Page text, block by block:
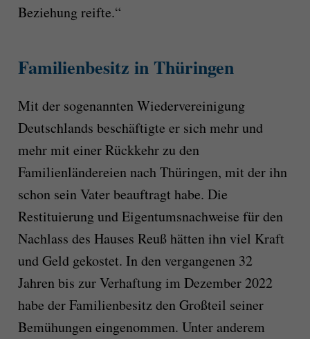
Beziehung reifte.“
Familienbesitz in Thüringen
Mit der sogenannten Wiedervereinigung
Deutschlands beschäftigte er sich mehr und
mehr mit einer Rückkehr zu den
Familienländereien nach Thüringen, mit der ihn
schon sein Vater beauftragt habe. Die
Restituierung und Eigentumsnachweise für den
Nachlass des Hauses Reuß hätten ihn viel Kraft
und Geld gekostet. In den vergangenen 32
Jahren bis zur Verhaftung im Dezember 2022
habe der Familienbesitz den Großteil seiner
Bemühungen eingenommen. Unter anderem